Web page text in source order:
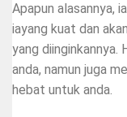
Apapun alasannya,
iayang kuat dan
yang diinginkannya.
anda, namun juga
hebat untuk anda.